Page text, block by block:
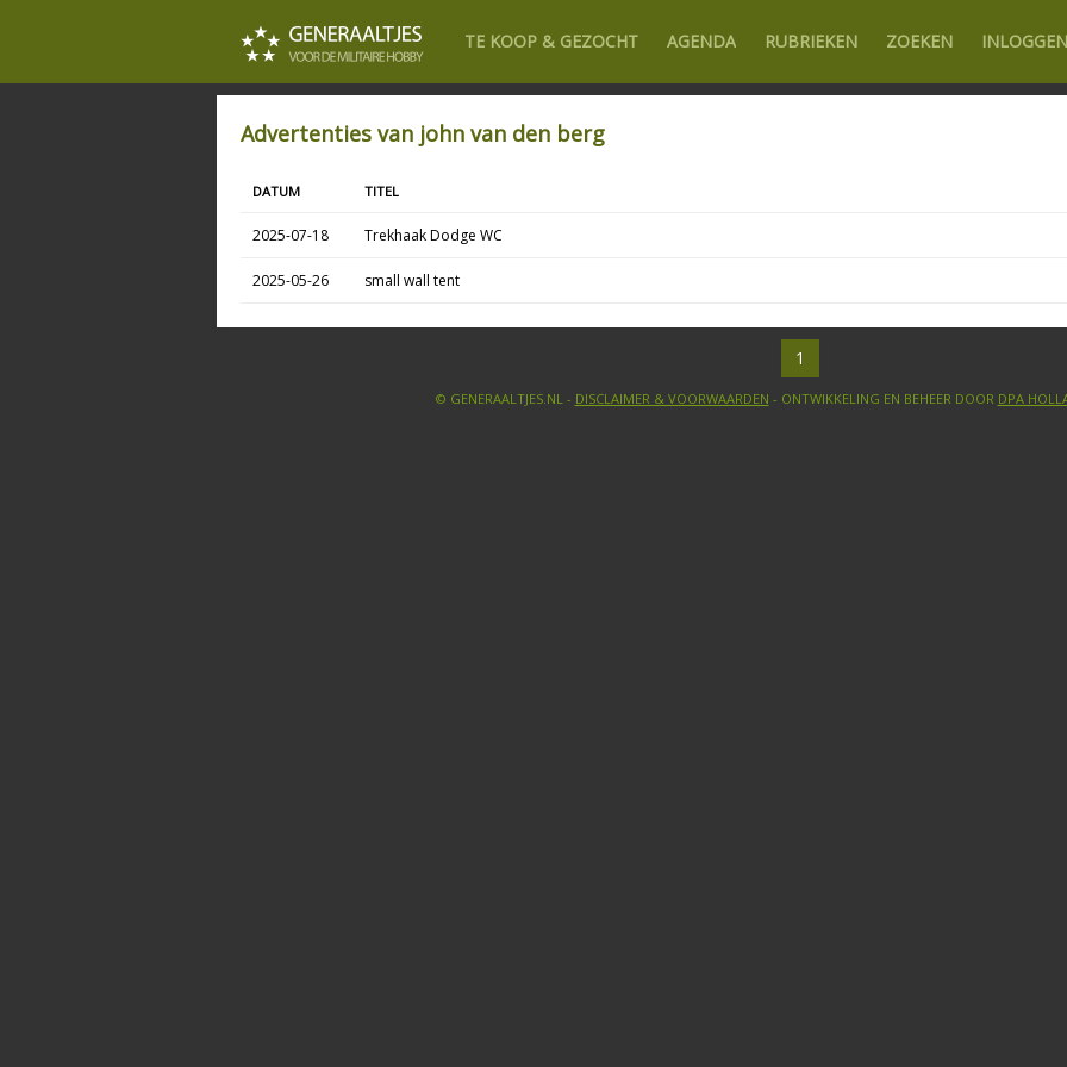
TE KOOP & GEZOCHT AGENDA RUBRIEKEN ZOEKEN INLOGGEN
Advertenties van john van den berg
DATUM TITEL
2025-07-18 Trekhaak Dodge WC
2025-05-26 small wall tent
1
© GENERAALTJES.NL - DISCLAIMER & VOORWAARDEN - ONTWIKKELING EN BEHEER DOOR DPA